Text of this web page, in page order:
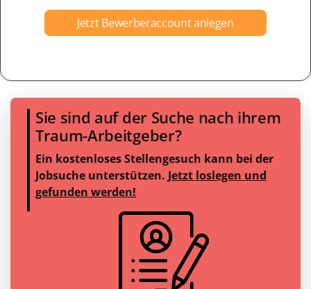
Jetzt Bewerberaccount anlegen
Sie sind auf der Suche nach ihrem
Traum-Arbeitgeber?
Ein kostenloses Stellengesuch kann bei der
Jobsuche unterstützen. Jetzt loslegen und
gefunden werden!